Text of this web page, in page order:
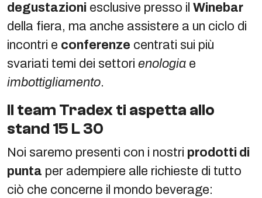
degustazioni esclusive presso il Winebar
della fiera, ma anche assistere a un ciclo di
incontri e conferenze centrati sui più
svariati temi dei settori enologia e
imbottigliamento.
Il team Tradex ti aspetta allo
stand 15 L 30
Noi saremo presenti con i nostri prodotti di
punta per adempiere alle richieste di tutto
ciò che concerne il mondo beverage: